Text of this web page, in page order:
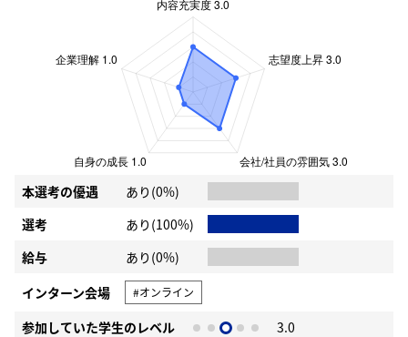
本選考の優遇
あり(0%)
選考
あり(100%)
給与
あり(0%)
インターン会場
#オンライン
参加していた学生のレベル 3.0